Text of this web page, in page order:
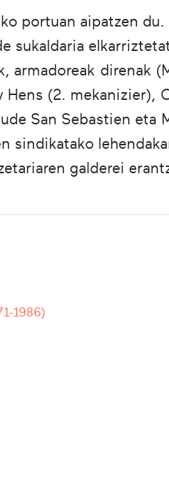
portuan aipatzen
sukaldaria
armadoreak direnak
(2. mekanizier),
San Sebastien eta
sindikatako
galderei
1986)